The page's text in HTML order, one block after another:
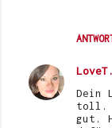
LoveT.
Dein
toll.
gut.